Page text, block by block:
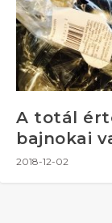
A totál
bajnokai
2018-12-02